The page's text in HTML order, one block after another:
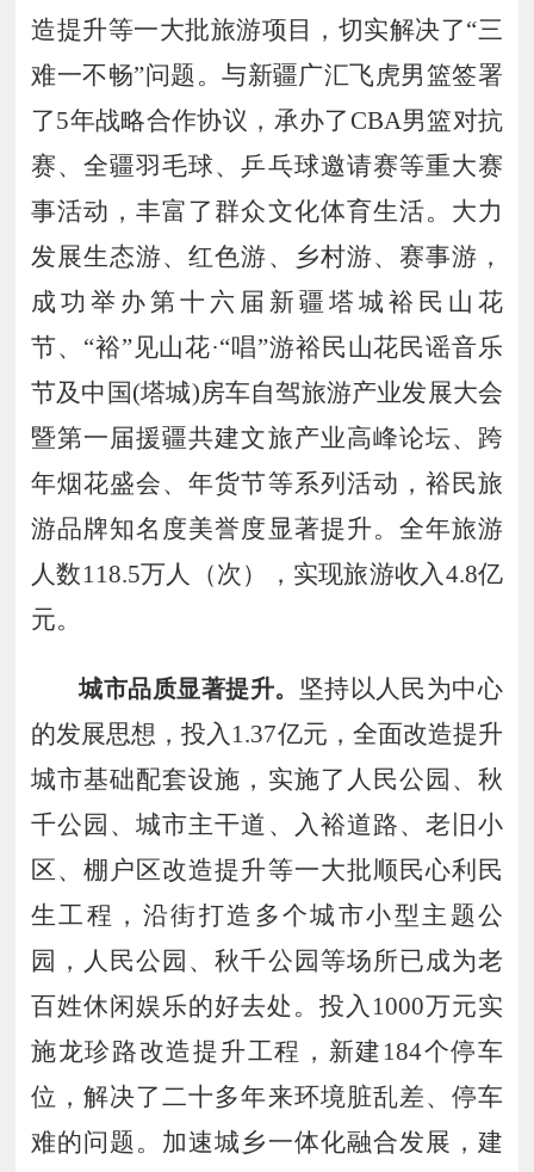
造提升等一大批旅游项目，切实解决了“三
难一不畅”问题。与新疆广汇飞虎男篮签署
了5年战略合作协议，承办了 CBA男篮对抗
赛、全疆羽毛球、乒乓球邀请赛等重大赛
事活动，丰富了群众文化体育生活。大力
发展生态游、红色游、乡村游、赛事游，
成功举办第十六届新疆塔城裕民山花
节、 “裕”见山花·“唱”游裕民山花民谣音乐
节及 中国(塔城)房车自驾旅游产业发展大会
暨第一届援疆共建文旅产业高峰论坛、跨
年烟花盛会、年货节等系列活动，裕民旅
游品牌知名度美誉度显著提升。 全年旅游
人数118.5万人（次），实现旅游收入 4.8亿
元。
城市品质显著提升。
坚持以人民为中心
的发展思想，投入 1 .37亿元，全面改造提升
城市基础配套设施， 实施了 人民公园、秋
千公园、城市主干道、入裕道路、老旧小
区、棚户区改造提升等一大批顺民心利民
生工程，沿街打造多个城市小型主题公
园，人民公园、秋千公园等场所已成为老
百姓休闲娱乐的好去处。投入 1000万元实
施龙珍路改造提升工程，新建 184个停车
位，解决了二十多年来环境脏乱差、停车
难的问题。 加速城乡一体化融合发展，建